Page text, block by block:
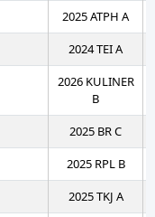
2025 ATPH A
2024 TEI A
2026 KULINER
B
2025 BR C
2025 RPL B
2025 TKJ A